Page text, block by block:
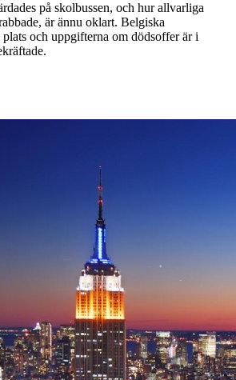
på skolbussen, och hur allvarliga
är ännu oklart. Belgiska
och uppgifterna om dödsoffer är i